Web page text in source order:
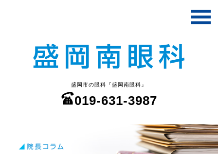
盛岡市の眼科『盛岡南眼科』
019-631-3987